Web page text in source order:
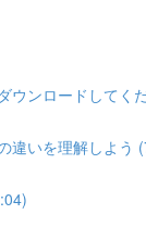
ウンロードしてく
違いを理解しよう